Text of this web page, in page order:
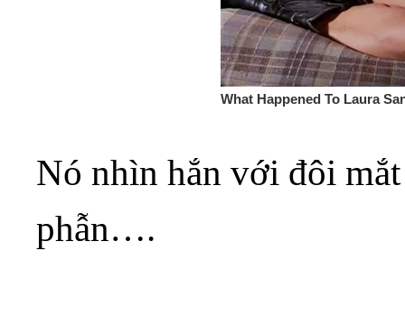
Nó nhìn hắn với đôi
phẫn….